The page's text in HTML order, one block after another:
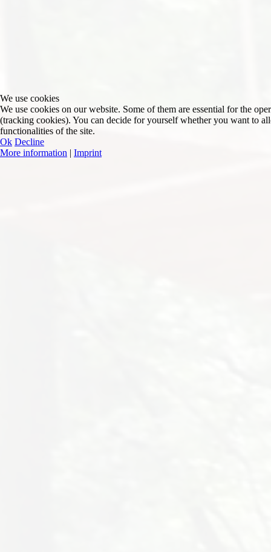
We use cookies
We use cookies on our website. Some of them are essential for the
(tracking cookies). You can decide for yourself whether you want to
functionalities of the site.
Ok Decline
More information | Imprint